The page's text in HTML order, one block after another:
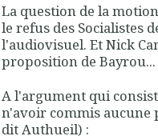
La question de la
le refus des Socialistes
l'audiovisuel. Et Nick
proposition de Bayrou...
A l'argument qui
n'avoir commis aucune
dit Authueil) :